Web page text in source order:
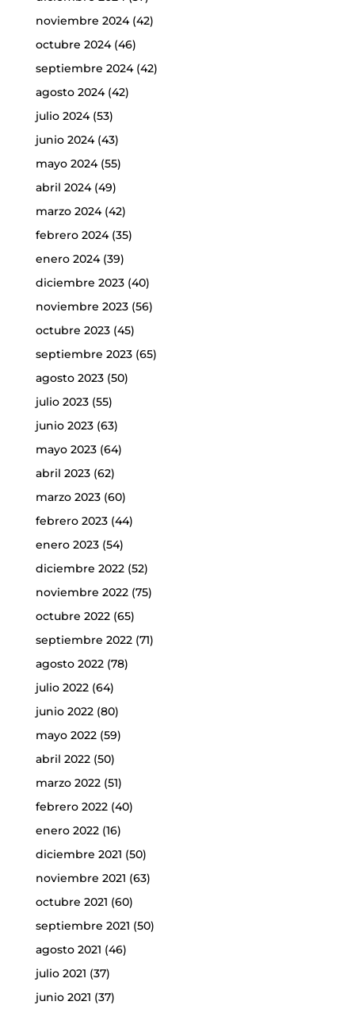
noviembre 2024(42)
octubre 2024(46)
septiembre 2024(42)
agosto 2024(42)
julio 2024(53)
junio 2024(43)
mayo 2024(55)
abril 2024(49)
marzo 2024(42)
febrero 2024(35)
enero 2024(39)
diciembre 2023(40)
noviembre 2023(56)
octubre 2023(45)
septiembre 2023(65)
agosto 2023(50)
julio 2023(55)
junio 2023(63)
mayo 2023(64)
abril 2023(62)
marzo 2023(60)
febrero 2023(44)
enero 2023(54)
diciembre 2022(52)
noviembre 2022(75)
octubre 2022(65)
septiembre 2022(71)
agosto 2022(78)
julio 2022(64)
junio 2022(80)
mayo 2022(59)
abril 2022(50)
marzo 2022(51)
febrero 2022(40)
enero 2022(16)
diciembre 2021 (50)
noviembre 2021 (63)
octubre 2021 (60)
septiembre 2021 (50)
agosto 2021 (46)
julio 2021 (37)
junio 2021 (37)